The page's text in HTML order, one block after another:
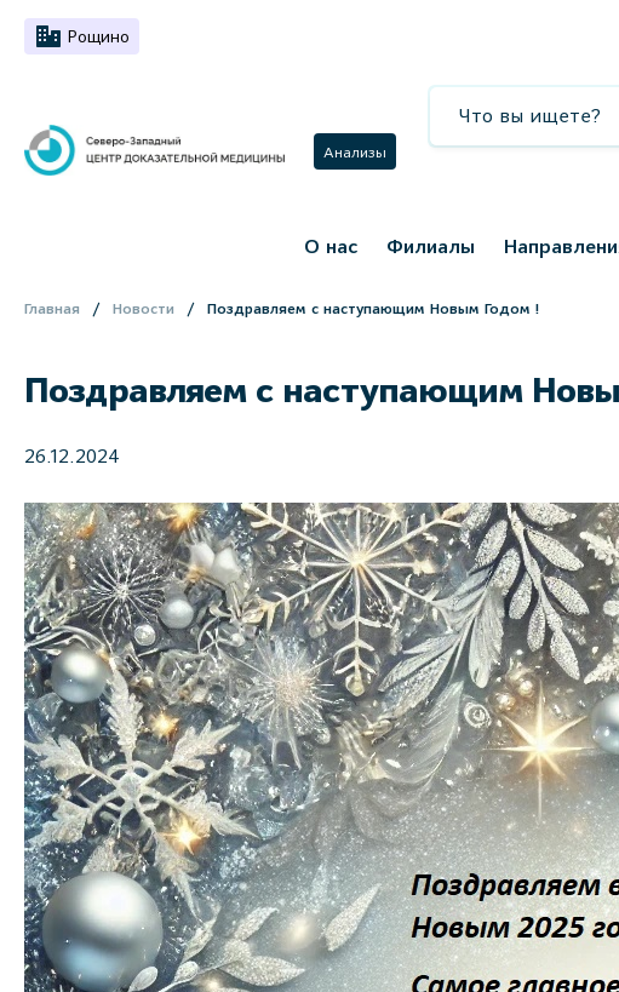
Рощино
Анализы
О нас Филиалы
Главная Новости Поздравляем с наступающим Новым Годом !
Поздравляем с наступающим
26.12.2024